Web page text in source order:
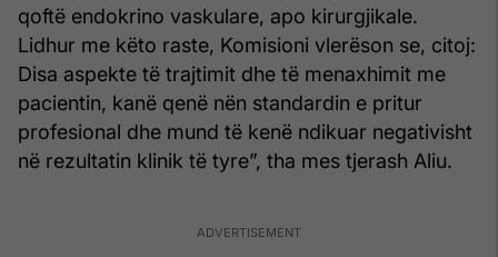
qoftë endokrino vaskulare, apo kirurgjikale.
Lidhur me këto raste, Komisioni vlerëson se, citoj:
Disa aspekte të trajtimit dhe të menaxhimit me
pacientin, kanë qenë nën standardin e pritur
profesional dhe mund të kenë ndikuar negativisht
në rezultatin klinik të tyre”, tha mes tjerash Aliu.